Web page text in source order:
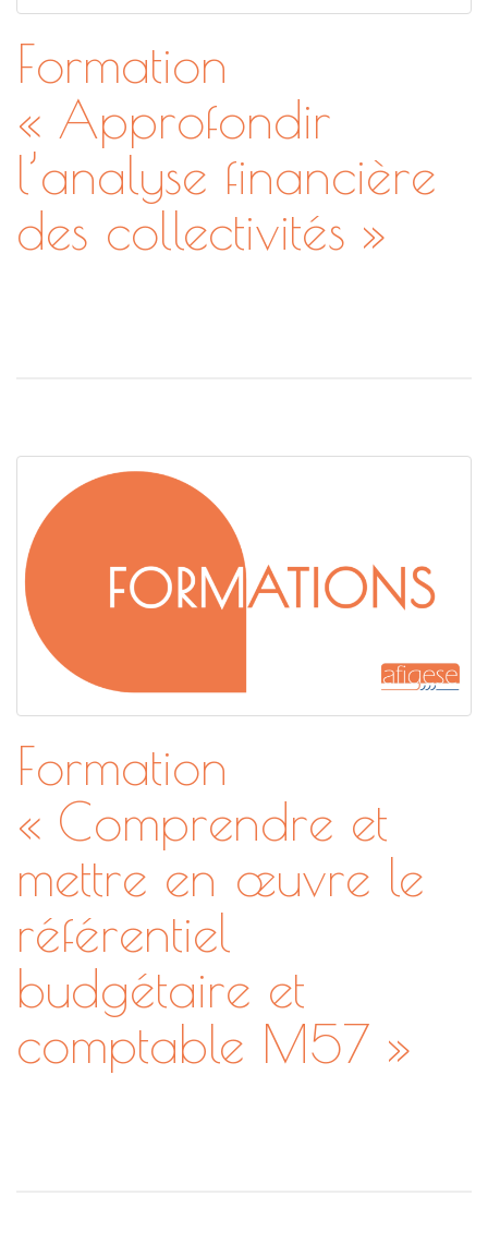
Formation
« Approfondir
l’analyse financière
des collectivités »
Formation
« Comprendre et
mettre en œuvre le
référentiel
budgétaire et
comptable M57 »